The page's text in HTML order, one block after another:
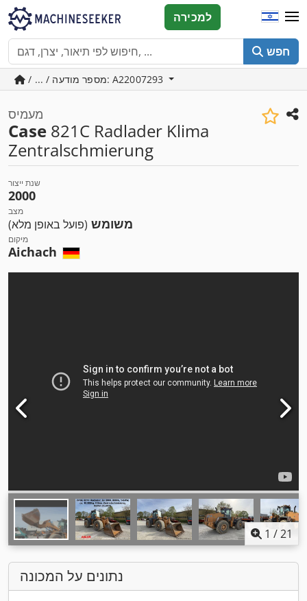
חפש
למכירה
/ ... / מספר מודעה: A22007293
מעמיס
Case 821C Radlader Klima
Zentralschmierung
שנת ייצור
2000
מצב
משומש (פועל באופן מלא)
מיקום
Aichach
1 /21
נתונים על המכונה